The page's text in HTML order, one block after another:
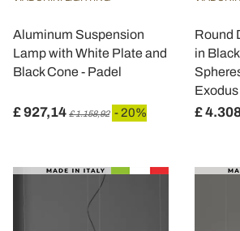
Aluminum Suspension
Lamp with White Plate and
Black Cone - Padel
£ 927,14 £ 1.158,92 - 20%
Round
in
Exodus
£